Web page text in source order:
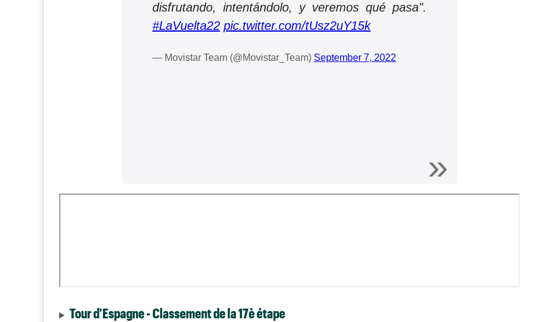
disfrutando, intentándolo, y veremos qué pasa".
#LaVuelta22 pic.twitter.com/tUsz2uY15k
— Movistar Team (@Movistar_Team) September 7, 2022
Tour d'Espagne - Classement de la 17è étape